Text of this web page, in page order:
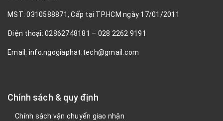
MST: 0310588871, Cấp tại TP.HCM ngày 17/01/2011
Điện thoại: 02862748181 – 028 2262 9191
Email: info.ngogiaphat.tech@gmail.com
Chính sách & quy định
Chính sách vận chuyển giao nhận